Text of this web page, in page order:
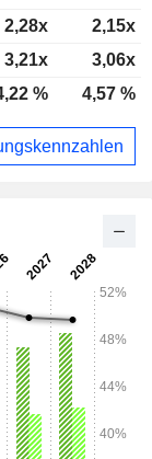
2,28x
2,15x
3,21x
3,06x
% 4,57 %